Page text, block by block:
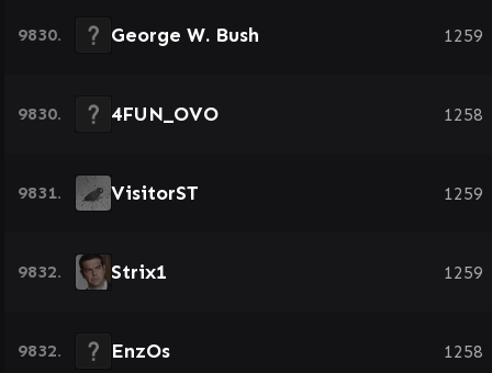
9830. George W. Bush 1259
9830. 4FUN_OVO 1258
9831. VisitorST 1259
9832. Strix1 1259
9832. EnzOs 1258